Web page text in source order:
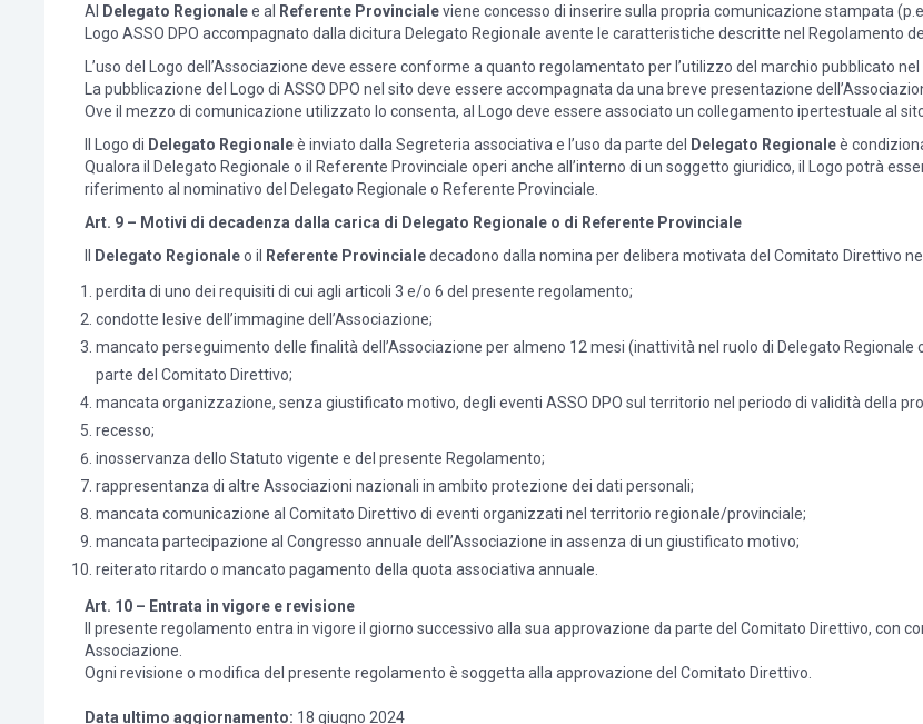
Al
Delegato Regionalee al Referente Provincialeviene concesso di inserire sulla propria comunicazione stampata
Logo ASSO DPO accompagnato dalla dicitura Delegato Regionale avente le caratteristiche descritte nel Regolamento
L’uso del Logo dell’Associazione deve essere conforme a quanto regolamentato per l’utilizzo del marchio pubblicato nel
La pubblicazione del Logo di ASSO DPO nel sito deve essere accompagnata da una breve presentazione
Ove il mezzo di comunicazione utilizzato lo consenta, al Logo deve essere associato un collegamento ipertestuale al
Il Logo di Delegato Regionaleè inviato dalla Segreteria associativa e l’uso da parte del Delegato Regionaleè
Qualora il Delegato Regionale o il Referente Provinciale operi anche all’interno di un soggetto giuridico, il Logo potrà
riferimento al nominativo del Delegato Regionale o Referente Provinciale.
Art. 9 – Motivi di decadenza dalla carica di Delegato Regionale o di Referente Provinciale
Delegato Regionaleo il Referente Provincialedecadono dalla nomina per delibera motivata del Comitato Direttivo
perdita di uno dei requisiti di cui agli articoli 3 e/o 6 del presente regolamento;
condotte lesive dell’immagine dell’Associazione;
mancato perseguimento delle finalità dell’Associazione per almeno 12 mesi (inattività nel ruolo di Delegato
parte del Comitato Direttivo;
mancata organizzazione, senza giustificato motivo, degli eventi ASSO DPO sul territorio nel periodo di validità della
recesso;
inosservanza dello Statuto vigente e del presente Regolamento;
rappresentanza di altre Associazioni nazionali in ambito protezione dei dati personali;
mancata comunicazione al Comitato Direttivo di eventi organizzati nel territorio regionale/provinciale;
mancata partecipazione al Congresso annuale dell’Associazione in assenza di un giustificato motivo;
reiterato ritardo o mancato pagamento della quota associativa annuale.
Art. 10 – Entrata in vigore e revisione
Il presente regolamento entra in vigore il giorno successivo alla sua approvazione da parte del Comitato Direttivo, con
Associazione.
Ogni revisione o modifica del presente regolamento è soggetta alla approvazione del Comitato Direttivo.
Data ultimo aggiornamento: 18 giugno 2024